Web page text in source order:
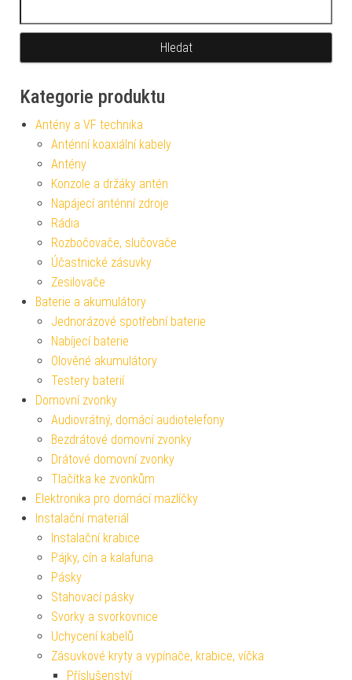
Kategorie produktu
Antény a VF technika
Anténní koaxiální kabely
Antény
Konzole a držáky antén
Napájecí anténní zdroje
Rádia
Rozbočovače, slučovače
Účastnické zásuvky
Zesilovače
Baterie a akumulátory
Jednorázové spotřební baterie
Nabíjecí baterie
Olověné akumulátory
Testery baterií
Domovní zvonky
Audiovrátný, domácí audiotelefony
Bezdrátové domovní zvonky
Drátové domovní zvonky
Tlačítka ke zvonkům
Elektronika pro domácí mazlíčky
Instalační materiál
Instalační krabice
Pájky, cín a kalafuna
Pásky
Stahovací pásky
Svorky a svorkovnice
Uchycení kabelů
Zásuvkové kryty a vypínače, krabice, víčka
Příslušenství